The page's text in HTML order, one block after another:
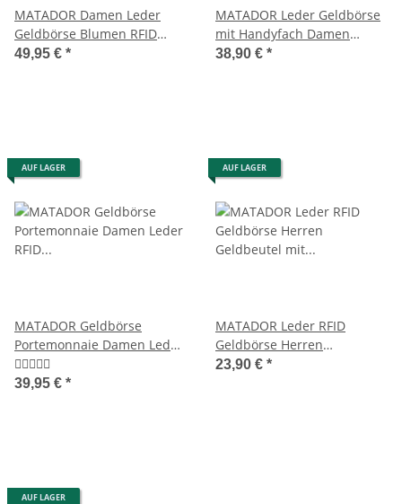
MATADOR Damen Leder
Geldbörse Blumen RFID
Hochformat Braun
49,95 € *
MATADOR Leder Geldbörse
mit Handyfach Damen
Portemonnaie Braun
38,90 € *
AUF LAGER
MATADOR Geldbörse
Portemonnaie Damen Leder
RFID Hochformat Blumen
39,95 € *
AUF LAGER
MATADOR Leder RFID
Geldbörse Herren
Geldbeutel mit
23,90 € *
AUF LAGER